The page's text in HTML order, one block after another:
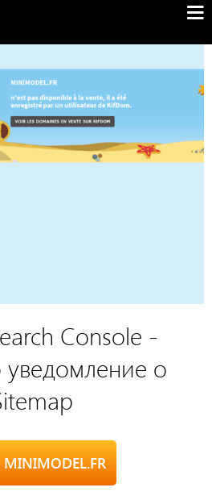
Console -
о
MINIMODEL.FR